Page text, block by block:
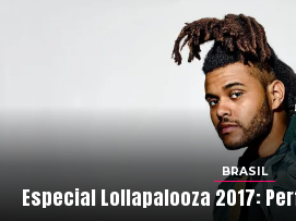
BRASIL
Especial Lollapalooza 2017: